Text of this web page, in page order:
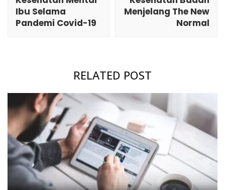
Ibu Selama
Pandemi Covid-19
Menjelang The New
Normal
RELATED POST